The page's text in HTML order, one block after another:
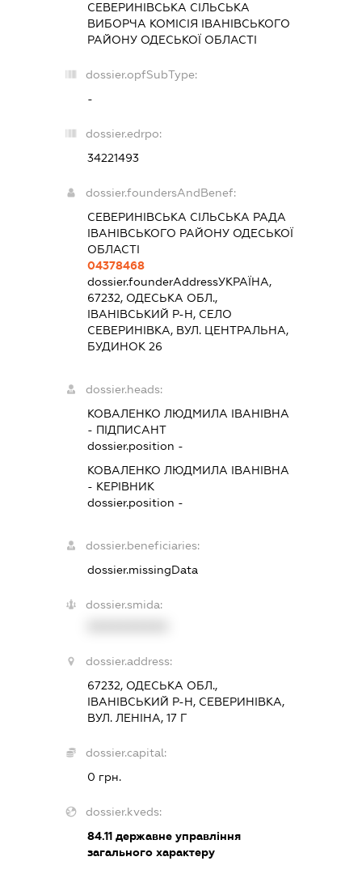
СЕВЕРИНІВСЬКА СІЛЬСЬКА
ВИБОРЧА КОМІСІЯ ІВАНІВСЬКОГО
РАЙОНУ ОДЕСЬКОЇ ОБЛАСТІ
dossier.opfSubType:
-
dossier.edrpo:
34221493
dossier.foundersAndBenef:
СЕВЕРИНІВСЬКА СІЛЬСЬКА РАДА
ІВАНІВСЬКОГО РАЙОНУ ОДЕСЬКОЇ
ОБЛАСТІ
04378468
dossier.founderAddressУКРАЇНА,
67232, ОДЕСЬКА ОБЛ.,
ІВАНІВСЬКИЙ Р-Н, СЕЛО
СЕВЕРИНІВКА, ВУЛ. ЦЕНТРАЛЬНА,
БУДИНОК 26
dossier.heads:
КОВАЛЕНКО ЛЮДМИЛА ІВАНІВНА
- ПІДПИСАНТ
dossier.position -
КОВАЛЕНКО ЛЮДМИЛА ІВАНІВНА
- КЕРІВНИК
dossier.position -
dossier.beneficiaries:
dossier.missingData
dossier.smida:
dossier.address:
67232, ОДЕСЬКА ОБЛ.,
ІВАНІВСЬКИЙ Р-Н, СЕВЕРИНІВКА,
ВУЛ. ЛЕНІНА, 17 Г
dossier.capital:
0 грн.
dossier.kveds:
84.11 державне управління
загального характеру